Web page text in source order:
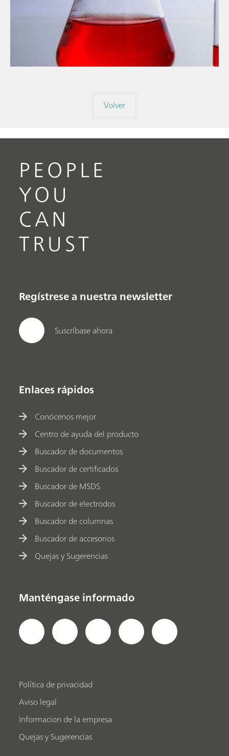
automatizada
// Alimentación y bebidas
Volver
PEOPLE
YOU
CAN
TRUST
Regístrese a nuestra newsletter
Suscríbase ahora
Enlaces rápidos
Conócenos mejor
Centro de ayuda del producto
Buscador de documentos
Buscador de certificados
Buscador de MSDS
Buscador de electrodos
Buscador de columnas
Buscador de accesorios
Quejas y Sugerencias
Manténgase informado
Política de privacidad
Aviso legal
Informacion de la empresa
Quejas y Sugerencias